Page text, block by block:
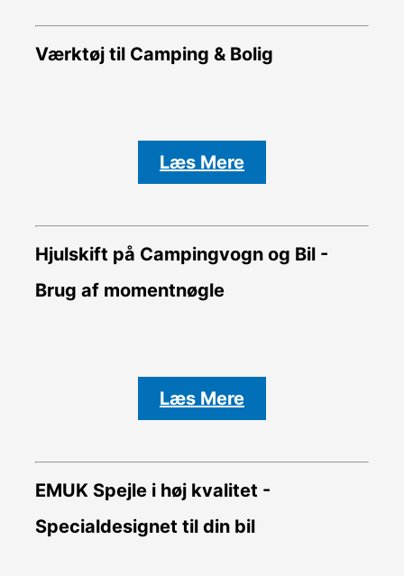
Værktøj til Camping & Bolig
Læs Mere
Hjulskift på Campingvogn og Bil -
Brug af momentnøgle
Læs Mere
EMUK Spejle i høj kvalitet -
Specialdesignet til din bil